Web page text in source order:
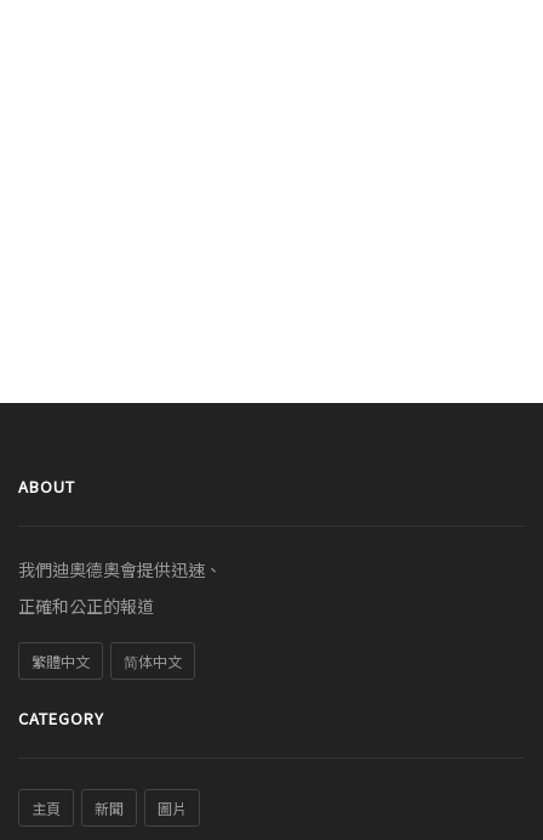
ABOUT
我們迪奧德奧會提供迅速、
正確和公正的報道
繁體中文 简体中文
CATEGORY
主頁 新聞 圖片